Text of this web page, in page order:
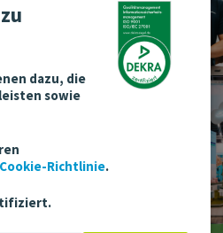
dazu, die
sowie
Cookie-Richtlinie.